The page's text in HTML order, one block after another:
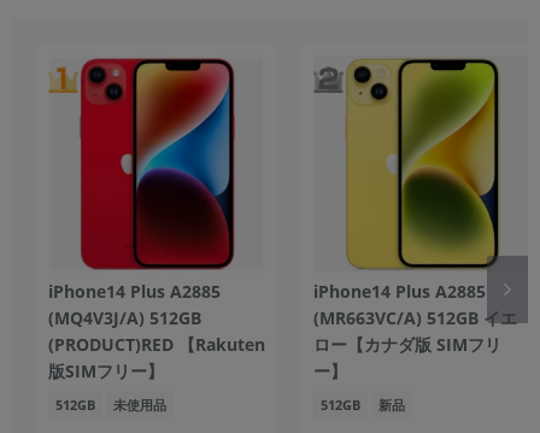
iPhone14 Plus A2885
(MQ4V3J/A) 512GB
(PRODUCT)RED 【Rakuten
版SIMフリー】
512GB 未使用品
iPhone14 Plus A2885
(MR663VC/A) 512GB イエ
ロー【カナダ版 SIMフリ
ー】
512GB 新品